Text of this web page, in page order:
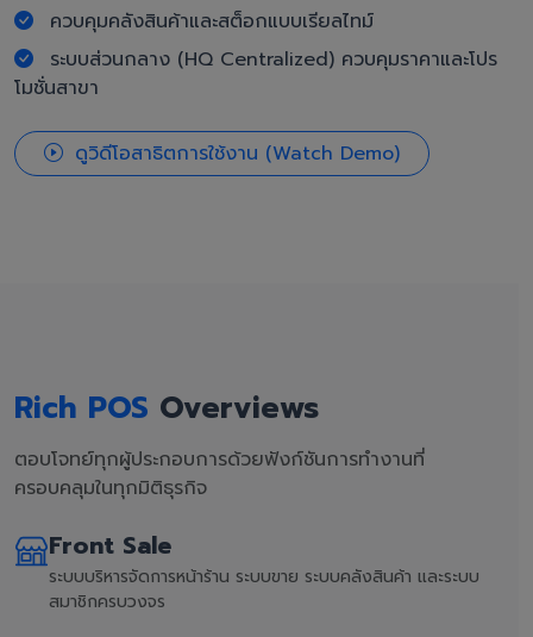
ควบคุมคลังสินค้าและสต็อกแบบเรียลไทม์
ระบบส่วนกลาง (HQ Centralized) ควบคุมราคาและโปร
โมชั่นสาขา
ดูวิดีโอสาธิตการใช้งาน (Watch Demo)
Rich POS Overviews
ตอบโจทย์ทุกผู้ประกอบการด้วยฟังก์ชันการทำงานที่
ครอบคลุมในทุกมิติธุรกิจ
Front Sale
ระบบบริหารจัดการหน้าร้าน ระบบขาย ระบบคลังสินค้า และระบบ
สมาชิกครบวงจร